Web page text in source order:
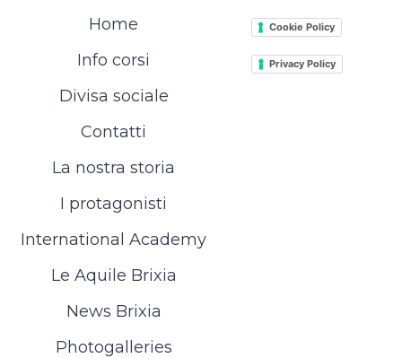
Home
Info corsi
Divisa sociale
Contatti
La nostra storia
I protagonisti
International Academy
Le Aquile Brixia
News Brixia
Photogalleries
Cookie Policy
Privacy Policy